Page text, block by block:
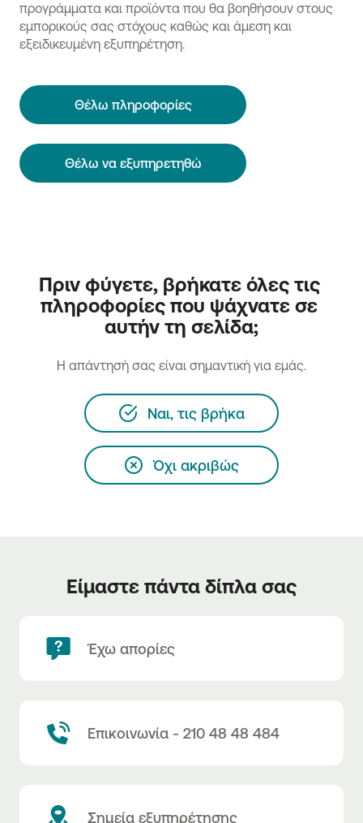
προγράμματα και προϊόντα που θα βοηθήσουν στους
εμπορικούς σας στόχους καθώς και άμεση και
εξειδικευμένη εξυπηρέτηση.
Θέλω πληροφορίες
Θέλω να εξυπηρετηθώ
Πριν φύγετε, βρήκατε όλες τις
πληροφορίες που ψάχνατε σε
αυτήν τη σελίδα;
H απάντησή σας είναι σημαντική για εμάς.
Ναι, τις βρήκα
Όχι ακριβώς
Είμαστε πάντα δίπλα σας
Έχω απορίες
Επικοινωνία - 210 48 48 484
Σημεία εξυπηρέτησης